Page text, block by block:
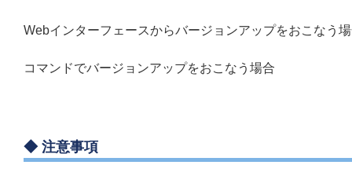
Webインターフェースからバージョンアップをおこなう
コマンドでバージョンアップをおこなう場合
◆ 注意事項